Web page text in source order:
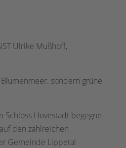
Ulrike Mußhoff,
sondern grüne
Schloss Hovestadt begegne
den zahlreichen
Gemeinde Lippetal